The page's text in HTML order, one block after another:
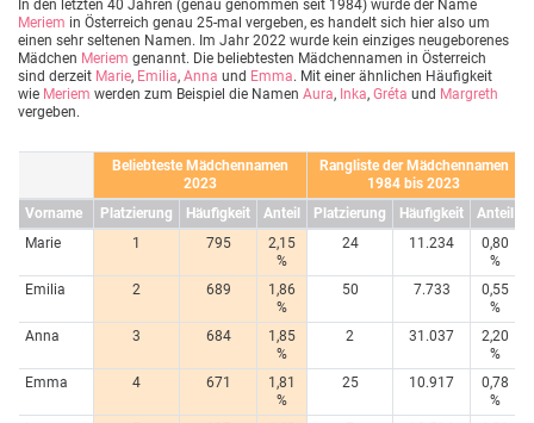
In den letzten 40 Jahren (genau genommen seit 1984) wurde der Name
Meriem in Österreich genau 25-mal vergeben, es handelt sich hier also um
einen sehr seltenen Namen. Im Jahr 2022 wurde kein einziges neugeborenes
Mädchen Meriem genannt. Die beliebtesten Mädchennamen in Österreich
sind derzeit Marie, Emilia, Anna und Emma. Mit einer ähnlichen Häufigkeit
wie Meriem werden zum Beispiel die Namen Aura, Inka, Gréta und Margreth
vergeben.
Beliebteste Mädchennamen
2023
Rangliste der Mädchennamen
1984 bis 2023
Vorname
Platzierung Häufigkeit Anteil Platzierung Häufigkeit
Anteil
Marie
1 795
2,15
%
24 11.234
0,80
%
Emilia
2 689
1,86
%
50 7.733
0,55
%
Anna
3 684
1,85
%
2 31.037
2,20
%
Emma
4 671
1,81
%
25 10.917
0,78
%